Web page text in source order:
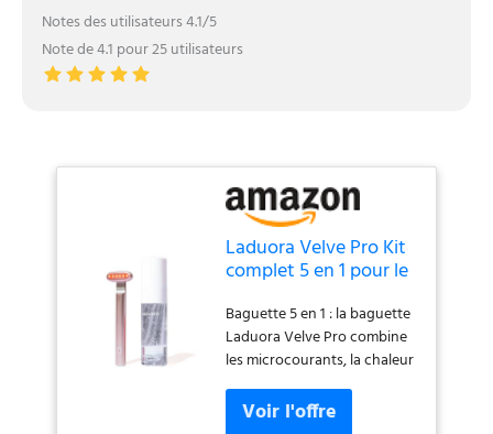
Notes des utilisateurs 4.1/5
Note de 4.1 pour 25 utilisateurs
Laduora Velve Pro Kit
complet 5 en 1 pour le
Massage à micro-
courants et du visage |
Outil avancé de soins
de la peau pour
nettoyer, soulever et
Baguette 5 en 1 : la baguette
Laduora Velve Pro combine
les microcourants, la chaleur
thérapeutique et le massage
du visage pour dynamiser la